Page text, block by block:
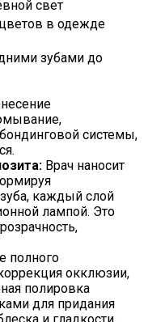
свет
цветов в одежде
зубами до
системы,
Врач наносит
каждый слой
лампой. Это
полного
окклюзии,
полировка
для придания